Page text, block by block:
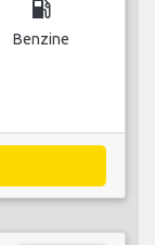
local_gas_station
Benzine